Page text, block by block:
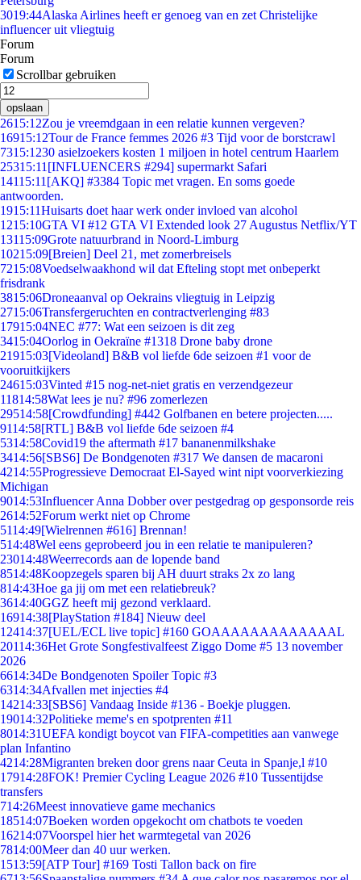
3019:44Alaska Airlines heeft er genoeg van en zet Christelijke
influencer uit vliegtuig
Forum
Forum
Scrollbar gebruiken
opslaan
2615:12Zou je vreemdgaan in een relatie kunnen vergeven?
16915:12Tour de France femmes 2026 #3 Tijd voor de borstcrawl
7315:1230 asielzoekers kosten 1 miljoen in hotel centrum Haarlem
25315:11 [INFLUENCERS #294] supermarkt Safari
14115:11 [AKQ] #3384 Topic met vragen. En soms goede
antwoorden.
1915:11Huisarts doet haar werk onder invloed van alcohol
1215:10GTA VI #12 GTA VI Extended look 27 Augustus Netflix/YT
13115:09Grote natuurbrand in Noord-Limburg
10215:09[Breien] Deel 21, met zomerbreisels
7215:08Voedselwaakhond wil dat Efteling stopt met onbeperkt
frisdrank
3815:06Droneaanval op Oekrains vliegtuig in Leipzig
2715:06Transfergeruchten en contractverlenging #83
17915:04NEC #77: Wat een seizoen is dit zeg
3415:04Oorlog in Oekraïne #1318 Drone baby drone
21915:03[Videoland] B&B vol liefde 6de seizoen #1 voor de
vooruitkijkers
24615:03Vinted #15 nog-net-niet gratis en verzendgezeur
11814:58Wat lees je nu? #96 zomerlezen
29514:58[Crowdfunding] #442 Golfbanen en betere projecten.....
9114:58[RTL] B&B vol liefde 6de seizoen #4
5314:58Covid19 the aftermath #17 bananenmilkshake
3414:56[SBS6] De Bondgenoten #317 We dansen de macaroni
4214:55Progressieve Democraat El-Sayed wint nipt voorverkiezing
Michigan
9014:53Influencer Anna Dobber over pestgedrag op gesponsorde reis
2614:52Forum werkt niet op Chrome
5114:49[Wielrennen #616] Brennan!
514:48Wel eens geprobeerd jou in een relatie te manipuleren?
23014:48Weerrecords aan de lopende band
8514:48Koopzegels sparen bij AH duurt straks 2x zo lang
814:43Hoe ga jij om met een relatiebreuk?
3614:40GGZ heeft mij gezond verklaard.
16914:38[PlayStation #184] Nieuw deel
12414:37[UEL/ECL live topic] #160 GOAAAAAAAAAAAAAL
20114:36Het Grote Songfestivalfeest Ziggo Dome #5 13 november
2026
6614:34De Bondgenoten Spoiler Topic #3
6314:34Afvallen met injecties #4
14214:33[SBS6] Vandaag Inside #136 - Boekje pluggen.
19014:32Politieke meme's en spotprenten #11
8014:31UEFA kondigt boycot van FIFA-competities aan vanwege
plan Infantino
4214:28Migranten breken door grens naar Ceuta in Spanje,l #10
17914:28FOK! Premier Cycling League 2026 #10 Tussentijdse
transfers
714:26Meest innovatieve game mechanics
18514:07Boeken worden opgekocht om chatbots te voeden
16214:07Voorspel hier het warmtegetal van 2026
7814:00Meer dan 40 uur werken.
1513:59[ATP Tour] #169 Tosti Tallon back on fire